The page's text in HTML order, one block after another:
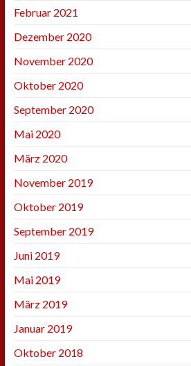
Februar 2021
Dezember 2020
November 2020
Oktober 2020
September 2020
Mai 2020
März 2020
November 2019
Oktober 2019
September 2019
Juni 2019
Mai 2019
März 2019
Januar 2019
Oktober 2018